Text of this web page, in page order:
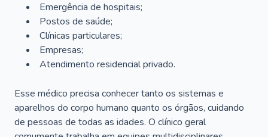
Emergência de hospitais;
Postos de saúde;
Clínicas particulares;
Empresas;
Atendimento residencial privado.
Esse médico precisa conhecer tanto os sistemas e
aparelhos do corpo humano quanto os órgãos, cuidando
de pessoas de todas as idades. O clínico geral